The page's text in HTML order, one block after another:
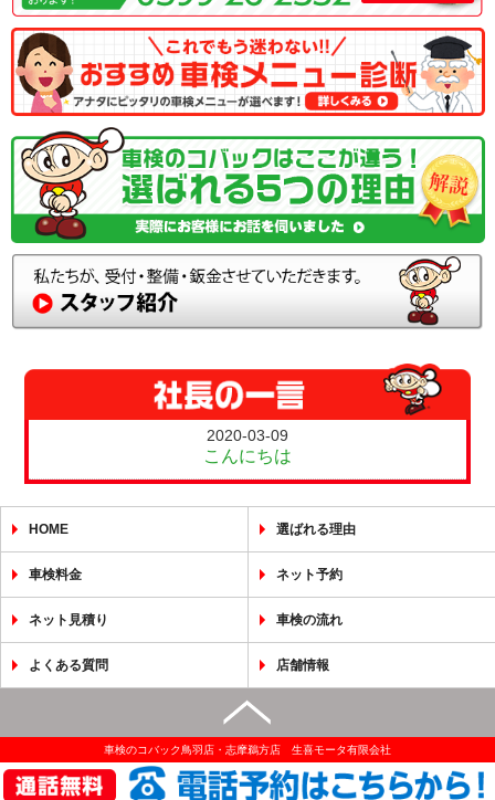
2020-03-09
こんにちは
HOME 選ばれる理由
車検料金 ネット予約
ネット見積り 車検の流れ
よくある質問 店舗情報
車検のコバック鳥羽店・志摩鵜方店 生喜モータ有限会社